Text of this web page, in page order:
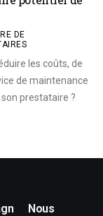
DE
les coûts, de
de maintenance
prestataire ?
Nous